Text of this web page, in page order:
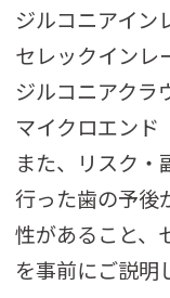
ジルコニアイ
セレックイン
ジルコニアク
マイクロエン
また、リスク・
行った歯の予後
性があること、
を事前にご説明